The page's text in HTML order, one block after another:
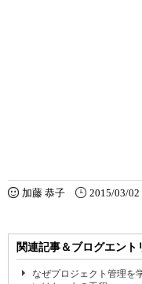
加藤 恭子 2015/03/
関連記事＆ブログエント
なぜプロジェクト管理を